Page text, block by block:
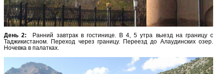
День 2: Ранний завтрак в гостинице. В 4, 5 утра выезд на границу с
Таджикистаном. Переход через границу. Переезд до Алаудинских озер.
Ночевка в палатках.